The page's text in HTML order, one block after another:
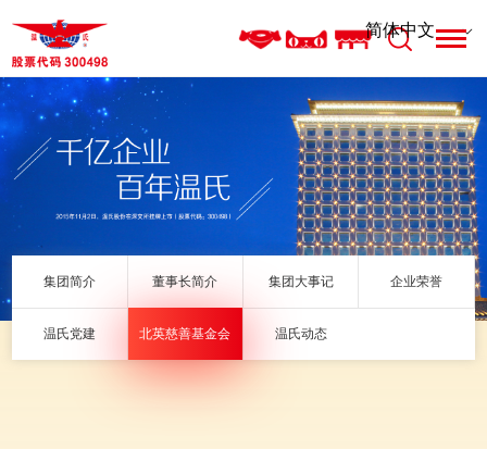
集团简介 董事长简介 集团大事记 企业荣誉
温氏党建 北英慈善基金会 温氏动态